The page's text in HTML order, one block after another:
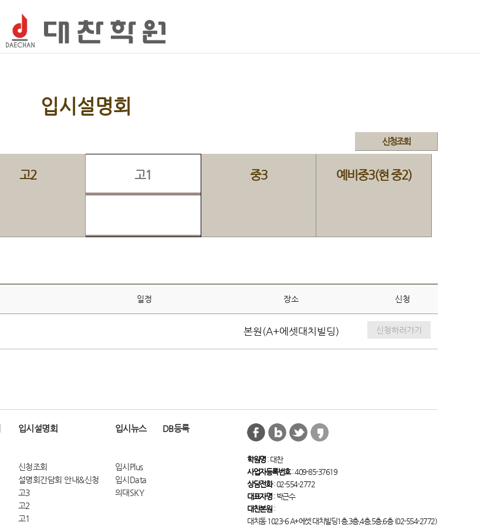
입시설명회
고2 고1 중3 예비중3(현 중2)
신청조회
일정 장소 신청
본원(A+에셋대치빌딩) 신청하러가기
입시설명회
신청조회
설명회간담회 안내&신청
고3
고2
고1
입시뉴스
입시Plus
입시Data
의대SKY
DB등록
학원명: 대찬
사업자등록번호: 409-85-37619
상담전화: 02-554-2772
대표자명: 박근수
대찬본원 :
대치동 1023-6 A+에셋 대치빌딩1층,3층,4층,5층,6층 (02-554-2772)